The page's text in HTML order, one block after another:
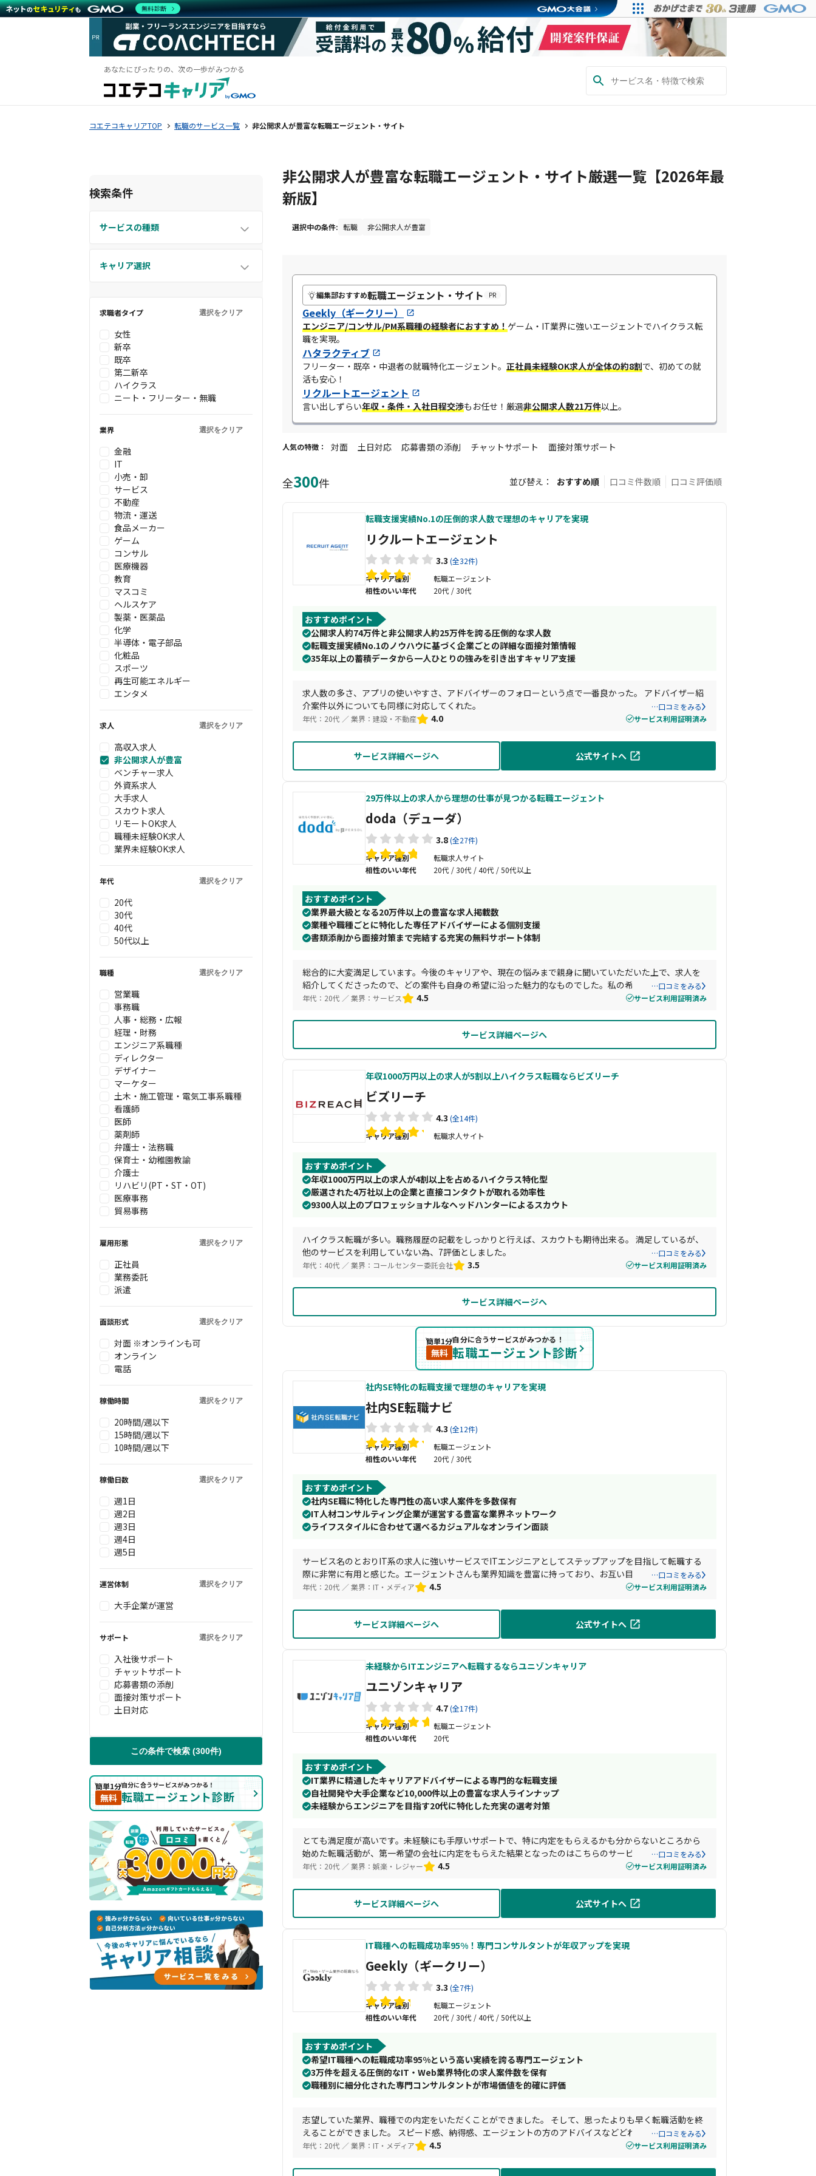
あなたにぴったりの、次の一歩がみつかる
コエテコキャリアTOP 転職のサービス一覧 非公開求人が豊富な転職エージェント・サイト
検索条件
サービスの種類
キャリア選択
求職者タイプ 選択をクリア
女性
新卒
既卒
第二新卒
ハイクラス
ニート・フリーター・無職
業界 選択をクリア
金融
IT
小売・卸
サービス
不動産
物流・運送
食品メーカー
ゲーム
コンサル
医療機器
教育
マスコミ
ヘルスケア
製薬・医薬品
化学
半導体・電子部品
化粧品
スポーツ
再生可能エネルギー
エンタメ
求人 選択をクリア
高収入求人
非公開求人が豊富
ベンチャー求人
外資系求人
大手求人
スカウト求人
リモートOK求人
職種未経験OK求人
業界未経験OK求人
年代 選択をクリア
20代
30代
40代
50代以上
職種 選択をクリア
営業職
事務職
人事・総務・広報
経理・財務
エンジニア系職種
ディレクター
デザイナー
マーケター
土木・施工管理・電気工事系職種
看護師
医師
薬剤師
弁護士・法務職
保育士・幼稚園教諭
介護士
リハビリ(PT・ST・OT)
医療事務
貿易事務
雇用形態 選択をクリア
正社員
業務委託
派遣
面談形式 選択をクリア
対面 ※オンラインも可
オンライン
電話
稼働時間 選択をクリア
20時間/週以下
15時間/週以下
10時間/週以下
稼働日数 選択をクリア
週1日
週2日
週3日
週4日
週5日
運営体制 選択をクリア
大手企業が運営
サポート 選択をクリア
入社後サポート
チャットサポート
応募書類の添削
面接対策サポート
土日対応
この条件で検索 (300件)
簡単1分
無料
自分に合うサービスがみつかる！
転職エージェント診断
非公開求人が豊富な転職エージェント・サイト厳選一覧【2026年最
新版】
選択中の条件: 転職 非公開求人が豊富
編集部おすすめ転職エージェント・サイト PR
Geekly（ギークリー）
エンジニア/コンサル/PM系職種の経験者におすすめ！ゲーム・IT業界に強いエージェントでハイクラス転
職を実現。
ハタラクティブ
フリーター・既卒・中退者の就職特化エージェント。 正社員未経験OK求人が全体の約8割​で、初めての就
活も安心！​
リクルートエージェント
言い出しずらい年収・条件・入社日程交渉​もお任せ！​厳選非公開求人数21万件以上。
人気の特徴： 対面 土日対応 応募書類の添削 チャットサポート 面接対策サポート
全300件 並び替え： おすすめ順 口コミ件数順 口コミ評価順
転職支援実績No.1の圧倒的求人数で理想のキャリアを実現
リクルートエージェント
3.3 (全32件)
キャリア種別
転職エージェント
相性のいい年代
20代 / 30代
おすすめポイント
公開求人約74万件と非公開求人約25万件を誇る圧倒的な求人数
転職支援実績No.1のノウハウに基づく企業ごとの詳細な面接対策情報
35年以上の蓄積データから一人ひとりの強みを引き出すキャリア支援
求人数の多さ、アプリの使いやすさ、アドバイザーのフォローという点で一番良かった。 アドバイザー紹
介案件以外についても同様に対応してくれた。
年代：20代 ／ 業界：建設・不動産 4.0 サービス利用証明済み
…口コミをみる
サービス詳細ページへ 公式サイトへ
29万件以上の求人から理想の仕事が見つかる転職エージェント
doda（デューダ）
3.8(全27件)
キャリア種別
転職求人サイト
相性のいい年代
20代 / 30代 / 40代 / 50代以上
おすすめポイント
業界最大級となる20万件以上の豊富な求人掲載数
業種や職種ごとに特化した専任アドバイザーによる個別支援
書類添削から面接対策まで完結する充実の無料サポート体制
総合的に大変満足しています。今後のキャリアや、現在の悩みまで親身に聞いていただいた上で、求人を
紹介してくださったので、どの案件も自身の希望に沿った魅力的なものでした。私の希望条件や質問が多
く迷惑をかけてしまったかと思いますが、いつでもスピーディに対応いただき助けられました。
年代：20代 ／ 業界：サービス 4.5 サービス利用証明済み
…口コミをみる
サービス詳細ページへ
年収1000万円以上の求人が5割以上ハイクラス転職ならビズリーチ
ビズリーチ
4.3 (全14件)
キャリア種別
転職求人サイト
おすすめポイント
年収1000万円以上の求人が4割以上を占めるハイクラス特化型
厳選された4万社以上の企業と直接コンタクトが取れる効率性
9300人以上のプロフェッショナルなヘッドハンターによるスカウト
ハイクラス転職が多い。職務履歴の記載をしっかりと行えば、スカウトも期待出来る。 満足しているが、
他のサービスを利用していない為、7評価としました。
年代：40代 ／ 業界：コールセンター委託会社 3.5 サービス利用証明済み
…口コミをみる
サービス詳細ページへ
簡単1分
無料
自分に合うサービスがみつかる！
転職エージェント診断
社内SE特化の転職支援で理想のキャリアを実現
社内SE転職ナビ
4.3 (全12件)
キャリア種別
転職エージェント
相性のいい年代
20代 / 30代
おすすめポイント
社内SE職に特化した専門性の高い求人案件を多数保有
IT人材コンサルティング企業が運営する豊富な業界ネットワーク
ライフスタイルに合わせて選べるカジュアルなオンライン面談
サービス名のとおりIT系の求人に強いサービスでITエンジニアとしてステップアップを目指して転職する
際に非常に有用と感じた。エージェントさんも業界知識を豊富に持っており、お互い目線を揃えて転職活
動することができた。
年代：20代 ／ 業界：IT・メディア 4.5 サービス利用証明済み
…口コミをみる
サービス詳細ページへ 公式サイトへ
未経験からITエンジニアへ転職するならユニゾンキャリア
ユニゾンキャリア
4.7(全17件)
キャリア種別
転職エージェント
相性のいい年代
20代
おすすめポイント
IT業界に精通したキャリアアドバイザーによる専門的な転職支援
自社開発や大手企業など10,000件以上の豊富な求人ラインナップ
未経験からエンジニアを目指す20代に特化した充実の選考対策
とても満足度が高いです。未経験にも手厚いサポートで、特に内定をもらえるかも分からないところから
始めた転職活動が、第一希望の会社に内定をもらえた結果となったのはこちらのサービスのおかげだと思
っております。
年代：20代 ／ 業界：娯楽・レジャー 4.5 サービス利用証明済み
…口コミをみる
サービス詳細ページへ 公式サイトへ
IT職種への転職成功率95%！専門コンサルタントが年収アップを実現
Geekly（ギークリー）
3.3 (全7件)
キャリア種別
転職エージェント
相性のいい年代
20代 / 30代 / 40代 / 50代以上
おすすめポイント
希望IT職種への転職成功率95%という高い実績を誇る専門エージェント
3万件を超える圧倒的なIT・Web業界特化の求人案件数を保有
職種別に細分化された専門コンサルタントが市場価値を的確に評価
志望していた業界、職種での内定をいただくことができました。 そして、思ったよりも早く転職活動を終
えることができました。 スピード感、納得感、エージェントの方のアドバイスなどどれも他エージェント
企業より優れていると思います。
年代：20代 ／ 業界：IT・メディア 4.5 サービス利用証明済み
…口コミをみる
無料診断